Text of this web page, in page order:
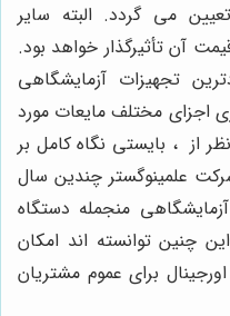
می گردد. البته سایر
آن تأثیرگذار خواهد بود.
تجهیزات آزمایشگاهی
مختلف مایعات مورد
از ، بایستی نگاه کامل بر
علمینوگستر چندین سال
منجمله دستگاه
چنین توانسته اند امکان
برای عموم مشتریان